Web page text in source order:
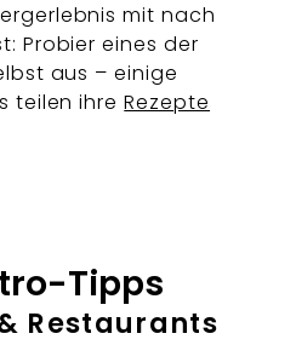
mit nach
Probier eines der
aus – einige
teilen ihreRezepte
Tipps
Restaurants